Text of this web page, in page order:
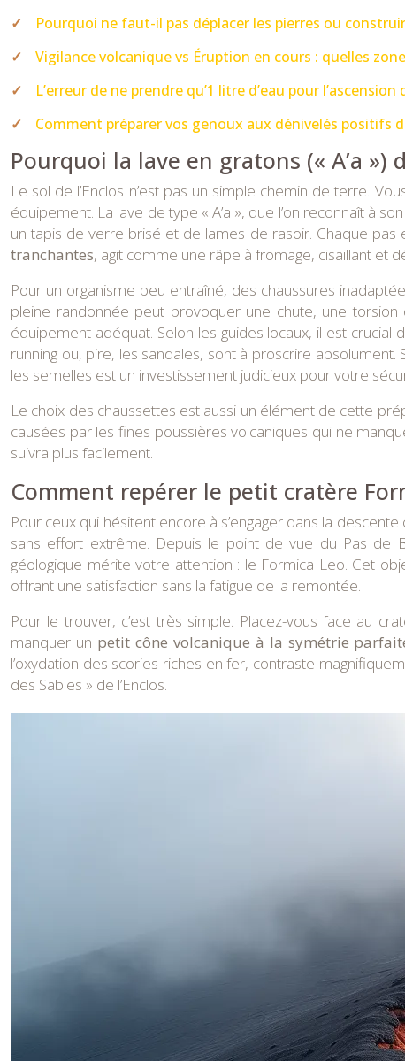
Pourquoi ne faut-il pas déplacer les pierres ou
Vigilance volcanique vs Éruption en cours : quelles
L’erreur de ne prendre qu’1 litre d’eau pour
Comment préparer vos genoux aux dénivelés positifs
Pourquoi la lave en gratons (« A’a
Le sol de l’Enclos n’est pas un simple chemin de terre.
équipement. La lave de type « A’a », que l’on reconnaît à
un tapis de verre brisé et de lames de rasoir. Chaque
tranchantes, agit comme une râpe à fromage, cisaillant et
Pour un organisme peu entraîné, des chaussures
pleine randonnée peut provoquer une chute, une
équipement adéquat. Selon les guides locaux, il est crucial
running ou, pire, les sandales, sont à proscrire
les semelles est un investissement judicieux pour votre
Le choix des chaussettes est aussi un élément de cette
causées par les fines poussières volcaniques qui ne
suivra plus facilement.
Comment repérer le petit cratère
Pour ceux qui hésitent encore à s’engager dans la
sans effort extrême. Depuis le point de vue du Pas de
géologique mérite votre attention : le Formica Leo. Cet
offrant une satisfaction sans la fatigue de la remontée.
Pour le trouver, c’est très simple. Placez-vous face au
manquer un petit cône volcanique à la symétrie
l’oxydation des scories riches en fer, contraste
des Sables » de l’Enclos.